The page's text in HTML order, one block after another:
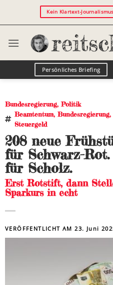
Kein Klartext-
Persönliches Briefing
Bundesregierung,Politik
Beamtentum, Bundesregierung,
Steuergeld
208 neue
für Schwarz-
für Scholz.
Erst Rotstift, dann
Sparkurs in echt
VERÖFFENTLICHT AM23. Juni